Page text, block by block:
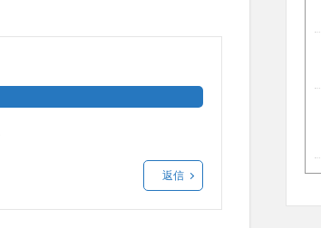
返信